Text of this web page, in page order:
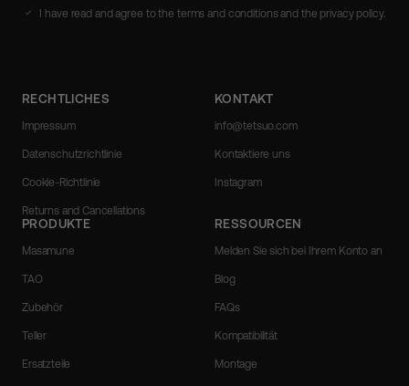
E-
I have read and agree to the terms and conditions and the privacy policy.
RECHTLICHES
Impressum
Datenschutzrichtlinie
Cookie-Richtlinie
Returns and Cancellations
KONTAKT
info@tetsuo.com
Kontaktiere uns
Instagram
PRODUKTE
Masamune
TAO
Zubehör
Teller
Ersatzteile
RESSOURCEN
Melden Sie sich bei Ihrem Konto an
Blog
FAQs
Kompatibilität
Montage